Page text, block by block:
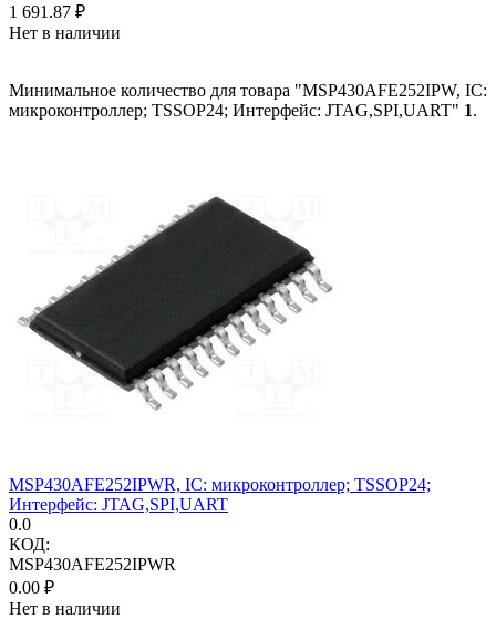
1 691.87 ₽
Нет в наличии
Минимальное количество для товара "MSP430AFE252IPW, IC:
микроконтроллер; TSSOP24; Интерфейс: JTAG,SPI,UART" 1.
MSP430AFE252IPWR, IC: микроконтроллер; TSSOP24;
Интерфейс: JTAG,SPI,UART
0.0
КОД:
MSP430AFE252IPWR
0.00 ₽
Нет в наличии